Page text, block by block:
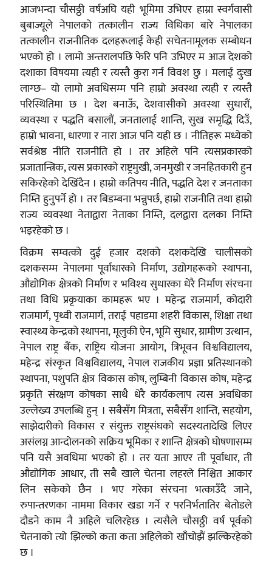
आजभन्दा चौसठ्ठी वर्षअघि यही भूमिमा उभिएर हाम्रा स्वर्गवासी
बुबाज्यूले नेपालको तत्कालीन राज्य विधिका बारे नेपालका
तत्कालीन राजनीतिक दलहरूलाई केही सचेतनामूलक सम्बोधन
भएको हो । लामो अन्तरालपछि फेरि पनि उभिएर म आज देशको
दशाका विषयमा त्यही र त्यस्तै कुरा गर्न विवश छु । मलाई दुःख
लाग्छ– यो लामो अवधिसम्म पनि हाम्रो अवस्था त्यही र त्यस्तै
परिस्थितिमा छ । देश बनाऊँ, देशवासीको अवस्था सुधारौं,
व्यवस्था र पद्धति बसालौं, जनतालाई शान्ति, सुख समृद्धि दिउँ,
हाम्रो भावना, धारणा र नारा आज पनि यही छ । नीतिहरू मध्येको
सर्वश्रेष्ठ नीति राजनीति हो । तर अहिले पनि त्यसप्रकारको
प्रजातान्त्रिक, त्यस प्रकारको राष्ट्रमुखी, जनमुखी र जनहितकारी हुन
सकिरहेको देखिंदैन । हाम्रो कतिपय नीति, पद्धति देश र जनताका
निम्ति हुनुपर्ने हो । तर बिडम्बना भन्नुपर्छ, हाम्रो राजनीति तथा हाम्रो
राज्य व्यवस्था नेताद्वारा नेताका निम्ति, दलद्वारा दलका निम्ति
भइरहेको छ ।
विक्रम सम्वत्को दुई हजार दशको दशकदेखि चालीसको
दशकसम्म नेपालमा पूर्वाधारको निर्माण, उद्योगहरूको स्थापना,
औद्योगिक क्षेत्रको निर्माण र भविश्य सुधारका धेरै निर्माण संरचना
तथा विधि प्रकृयाका कामहरू भए । महेन्द्र राजमार्ग, कोदारी
राजमार्ग, पृथ्वी राजमार्ग, तराई पहाडमा शहरी विकास, शिक्षा तथा
स्वास्थ्य केन्द्रको स्थापना, मूलुकी ऐन, भूमि सुधार, ग्रामीण उत्थान,
नेपाल राष्ट्र बैंक, राष्ट्रिय योजना आयोग, त्रिभूवन विश्वविद्यालय,
महेन्द्र संस्कृत विश्वविद्यालय, नेपाल राजकीय प्रज्ञा प्रतिस्थानको
स्थापना, पशुपति क्षेत्र विकास कोष, लुम्बिनी विकास कोष, महेन्द्र
प्रकृति संरक्षण कोषका साथै धेरै कार्यकलाप त्यस अवधिका
उल्लेख्य उपलब्धि हुन् । सबैसँग मित्रता, सबैसँग शान्ति, सहयोग,
साझेदारीको विकास र संयुक्त राष्ट्रसंघको सदस्यतादेखि लिएर
असंलग्न आन्दोलनको सक्रिय भूमिका र शान्ति क्षेत्रको घोषणासम्म
पनि यसै अवधिमा भएको हो । तर यता आएर ती पूर्वाधार, ती
औद्योगिक आधार, ती सबै खाले चेतना लहरले निश्चित आकार
लिन सकेको छैन । भए गरेका संरचना भत्काउँदै जाने,
रुपान्तरणका नाममा विकार खडा गर्ने र परनिर्भतातिर बेतोडले
दौडने काम नै अहिले चलिरहेछ । त्यसैले चौसठ्ठी वर्ष पूर्वको
चेतनाको त्यो झिल्को कता कता अहिलेको खाँचोझैं झल्किरहेको
छ ।